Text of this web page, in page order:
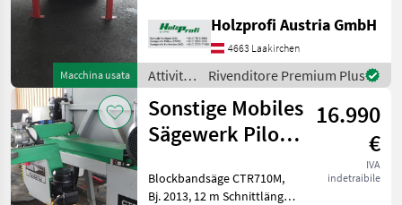
Macchina usata
Daten:Durchlassbreite 550
mmSchnitthöhe 60
mmMinimale Schnittbreite
60 mmMaxim
Holzprofi Austria GmbH
4663 Laakirchen
Attività
forestali
e
lavorazione
del
Sonstige
Rivenditore Premium Plus
Sonstige Mobiles
Sägewerk Pilous
gebraucht
16.990
€
IVA
indetraibile
Blockbandsäge CTR710M,
Bj. 2013, 12 m Schnittlänge,